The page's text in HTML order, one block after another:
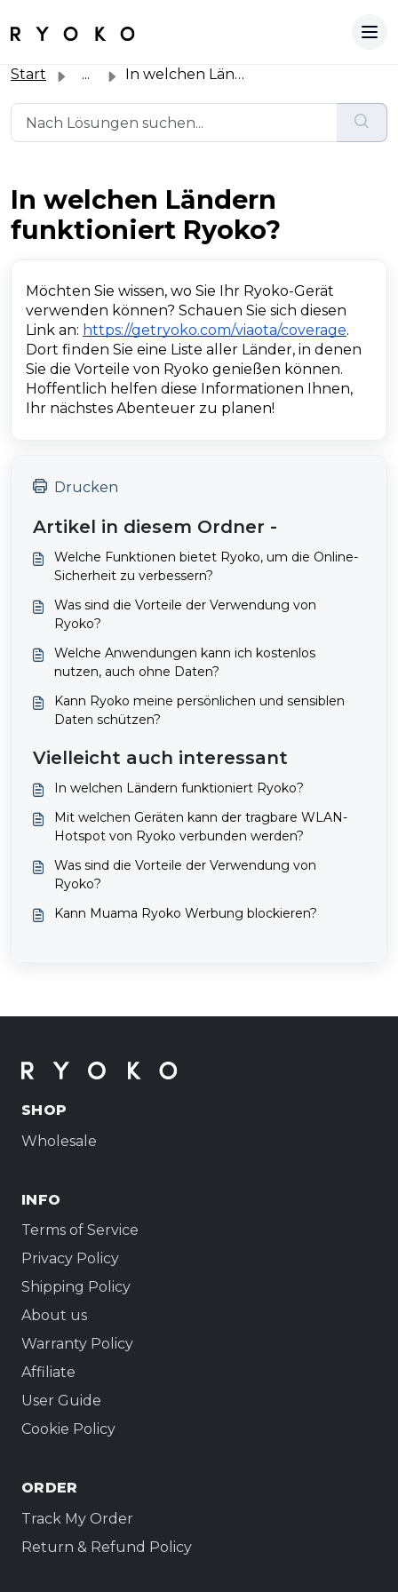
Start ... In welchen Ländern funktioniert Ryoko?
In welchen Ländern
funktioniert Ryoko?
Möchten Sie wissen, wo Sie Ihr Ryoko-Gerät
verwenden können? Schauen Sie sich diesen
Link an: https://getryoko.com/viaota/coverage.
Dort finden Sie eine Liste aller Länder, in denen
Sie die Vorteile von Ryoko genießen können.
Hoffentlich helfen diese Informationen Ihnen,
Ihr nächstes Abenteuer zu planen!
Drucken
Artikel in diesem Ordner -
Welche Funktionen bietet Ryoko, um die Online-
Sicherheit zu verbessern?
Was sind die Vorteile der Verwendung von
Ryoko?
Welche Anwendungen kann ich kostenlos
nutzen, auch ohne Daten?
Kann Ryoko meine persönlichen und sensiblen
Daten schützen?
Vielleicht auch interessant
In welchen Ländern funktioniert Ryoko?
Mit welchen Geräten kann der tragbare WLAN-
Hotspot von Ryoko verbunden werden?
Was sind die Vorteile der Verwendung von
Ryoko?
Kann Muama Ryoko Werbung blockieren?
SHOP
Wholesale
INFO
Terms of Service
Privacy Policy
Shipping Policy
About us
Warranty Policy
Affiliate
User Guide
Cookie Policy
ORDER
Track My Order
Return & Refund Policy